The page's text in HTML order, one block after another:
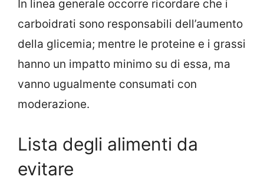
In linea generale occorre ricordare che i
carboidrati sono responsabili dell’aumento
della glicemia; mentre le proteine e i grassi
hanno un impatto minimo su di essa, ma
vanno ugualmente consumati con
moderazione.
Lista degli alimenti da
evitare